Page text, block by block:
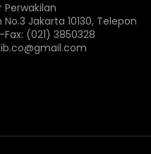
Perwakilan
Jakarta 10130, Telepon
(021) 3850328